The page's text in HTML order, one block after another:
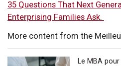
35 Questions That Next
Enterprising Families Ask.
More content from the
Le MBA